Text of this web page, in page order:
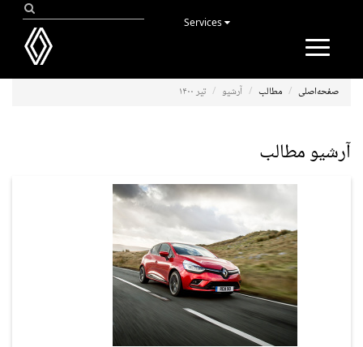
Toggle
صفحه‌اصلی مطالب آرشیو تیر ۱۴۰۰
آرشیو مطالب